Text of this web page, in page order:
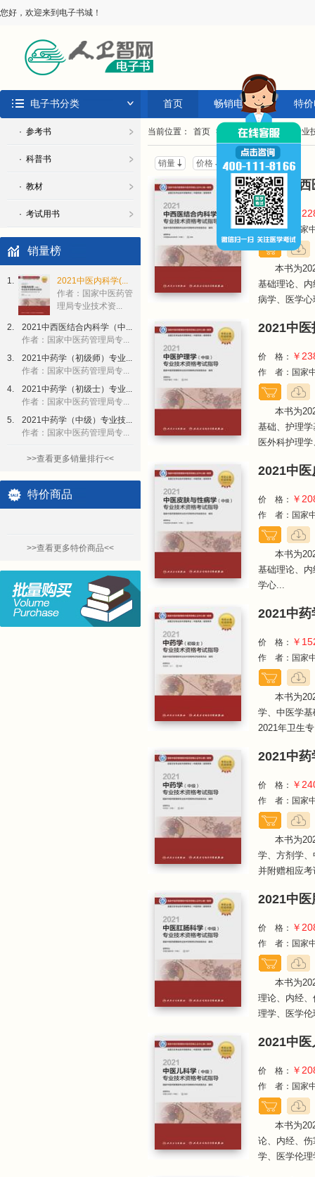
您好，欢迎来到电子书城！
电子书分类 首页 畅销电子书 特
· 参考书
· 科普书
· 教材
· 考试用书
销量榜
1.
2021中医内科学(...
作者：国家中医药管
理局专业技术资...
2.
2021中西医结合内科学（中...
作者：国家中医药管理局专...
3.
2021中药学（初级师）专业...
作者：国家中医药管理局专...
4.
2021中药学（初级士）专业...
作者：国家中医药管理局专...
5.
2021中药学（中级）专业技...
作者：国家中医药管理局专...
>>查看更多销量排行<<
特价商品
>>查看更多特价商品<<
当前位置： 首页 > 考试用书 > 卫生专业
销量 价格 上架时间
2021中西
价 格： ￥
作 者：国家
本书为
基础理论、
病学、医学
2021中医
价 格： ￥
作 者：国家
本书为
基础、护理
医外科护理
2021中医
价 格： ￥
作 者：国家
本书为
基础理论、
学心...
2021中药
价 格： ￥
作 者：国家
本书为
学、中医学
2021年卫生
2021中药
价 格： ￥
作 者：国家
本书为
学、方剂学
并附赠相应
2021中医
价 格： ￥
作 者：国家
本书为
理论、内经
理学、医学
2021中医
价 格： ￥
作 者：国家
本书为
论、内经、
学、医学伦